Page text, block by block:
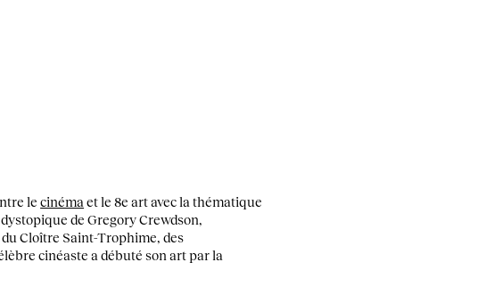
lecinéma et le 8e art avec la thématique
de Gregory Crewdson,
Cloître Saint-Trophime, des
cinéaste a débuté son art par la